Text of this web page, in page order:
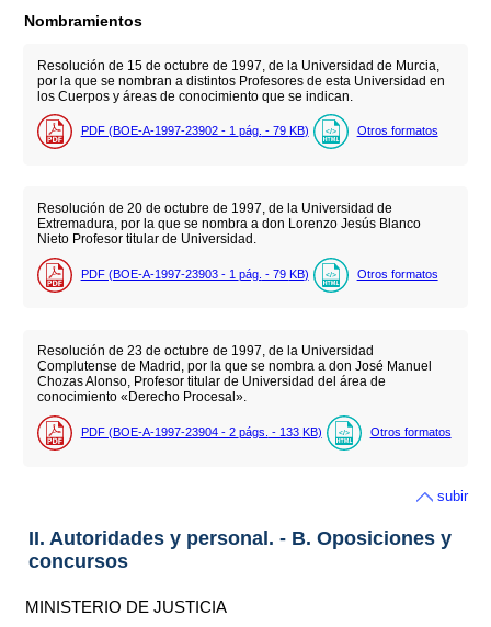
Nombramientos
Resolución de 15 de octubre de 1997, de la Universidad de Murcia,
por la que se nombran a distintos Profesores de esta Universidad en
los Cuerpos y áreas de conocimiento que se indican.
PDF (BOE-A-1997-23902 - 1 pág. - 79 KB) Otros formatos
Resolución de 20 de octubre de 1997, de la Universidad de
Extremadura, por la que se nombra a don Lorenzo Jesús Blanco
Nieto Profesor titular de Universidad.
PDF (BOE-A-1997-23903 - 1 pág. - 79 KB) Otros formatos
Resolución de 23 de octubre de 1997, de la Universidad
Complutense de Madrid, por la que se nombra a don José Manuel
Chozas Alonso, Profesor titular de Universidad del área de
conocimiento «Derecho Procesal».
PDF (BOE-A-1997-23904 - 2 págs. - 133 KB) Otros formatos
subir
II. Autoridades y personal. - B. Oposiciones y
concursos
MINISTERIO DE JUSTICIA